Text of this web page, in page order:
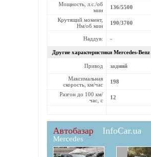
Мощность, л.с./об
мин
136/5500
Крутящий момент,
Нм/об мин
190/3700
Наддув: -
Другие характеристики Mercedes-Benz
Привод задний
Максимальная
скорость, км/час
198
Разгон до 100 км/
час, с
12
Автобазар InfoCar.ua
Mercedes